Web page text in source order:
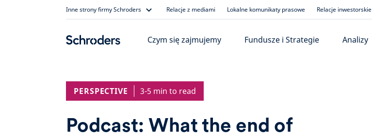
Inne strony firmy Schroders Relacje z mediami Lokalne komunikaty prasowe Relacje inwestorskie
Czym się zajmujemy Fundusze i Strategie Analizy
PERSPECTIVE 3-5 min to read
Podcast: What the end of